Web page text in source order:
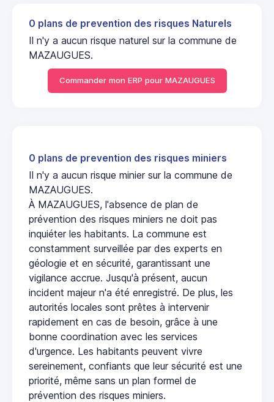
0 plans de prevention des risques Naturels
Il n'y a aucun risque naturel sur la commune de
MAZAUGUES.
Commander mon ERP pour MAZAUGUES
0 plans de prevention des risques miniers
Il n'y a aucun risque minier sur la commune de
MAZAUGUES.
À MAZAUGUES, l'absence de plan de
prévention des risques miniers ne doit pas
inquiéter les habitants. La commune est
constamment surveillée par des experts en
géologie et en sécurité, garantissant une
vigilance accrue. Jusqu'à présent, aucun
incident majeur n'a été enregistré. De plus, les
autorités locales sont prêtes à intervenir
rapidement en cas de besoin, grâce à une
bonne coordination avec les services
d'urgence. Les habitants peuvent vivre
sereinement, confiants que leur sécurité est une
priorité, même sans un plan formel de
prévention des risques miniers.